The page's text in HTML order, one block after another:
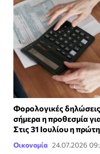
Φορολογικές
σήμερα η προθεσμία
Στις 31 Ιουλίου η
Οικονομία 24.07.2026